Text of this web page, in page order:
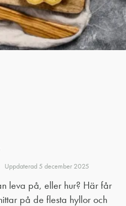
Uppdaterad5 december 2025
leva på, eller hur? Här får
på de flesta hyllor och